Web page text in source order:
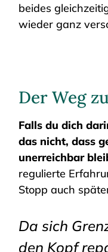
beides
wieder ganz
Der Weg
Falls du dich
das nicht, dass
unerreichbar
regulierte
Stopp auch
Da sich
den Kopf